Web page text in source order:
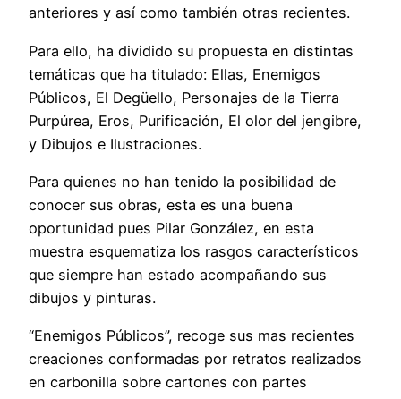
anteriores y así como también otras recientes.
Para ello, ha dividido su propuesta en distintas
temáticas que ha titulado: Ellas, Enemigos
Públicos, El Degüello, Personajes de la Tierra
Purpúrea, Eros, Purificación, El olor del jengibre,
y Dibujos e Ilustraciones.
Para quienes no han tenido la posibilidad de
conocer sus obras, esta es una buena
oportunidad pues Pilar González, en esta
muestra esquematiza los rasgos característicos
que siempre han estado acompañando sus
dibujos y pinturas.
“Enemigos Públicos”, recoge sus mas recientes
creaciones conformadas por retratos realizados
en carbonilla sobre cartones con partes